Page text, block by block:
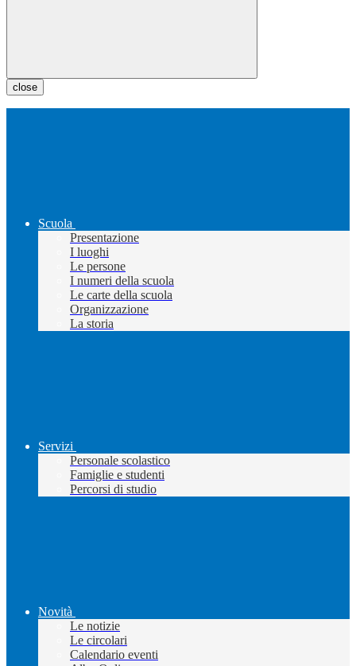
close
Scuola
Presentazione
I luoghi
Le persone
I numeri della scuola
Le carte della scuola
Organizzazione
La storia
Servizi
Personale scolastico
Famiglie e studenti
Percorsi di studio
Novità
Le notizie
Le circolari
Calendario eventi